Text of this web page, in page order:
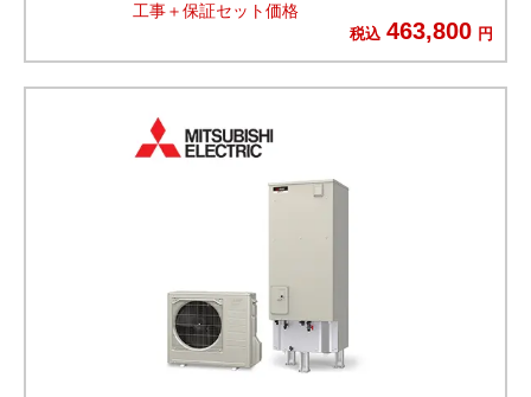
工事＋保証セット価格
税込 463,800 円